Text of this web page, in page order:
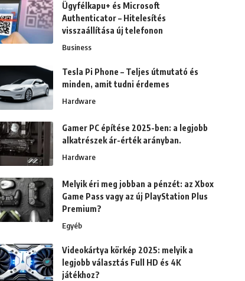
Ügyfélkapu+ és Microsoft
Authenticator – Hitelesítés
visszaállítása új telefonon
Business
Tesla Pi Phone – Teljes útmutató és
minden, amit tudni érdemes
Hardware
Gamer PC építése 2025-ben: a legjobb
alkatrészek ár-érték arányban.
Hardware
Melyik éri meg jobban a pénzét: az Xbox
Game Pass vagy az új PlayStation Plus
Premium?
Egyéb
Videokártya körkép 2025: melyik a
legjobb választás Full HD és 4K
játékhoz?